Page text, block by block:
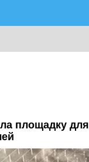
площадку для